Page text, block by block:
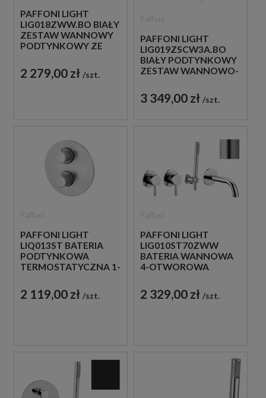
PAFFONI LIGHT
LIG018ZWW.BO BIAŁY
ZESTAW WANNOWY
PODTYNKOWY ZE
PRYSZNICOWĄ
2 279,00 zł szt.
PAFFONI LIGHT
LIG019ZSCW3A.BO
BIAŁY PODTYNKOWY
ZESTAW WANNOWO-
WYLEWKĄ
3 349,00 zł szt.
PAFFONI LIGHT
LIQ013ST BATERIA
PODTYNKOWA
TERMOSTATYCZNA 1-
SZCZOTKOWANA
2 119,00 zł szt.
PAFFONI LIGHT
LIG010ST70ZWW
BATERIA WANNOWA
4-OTWOROWA
SZCZOTKOWANA
2 329,00 zł szt.